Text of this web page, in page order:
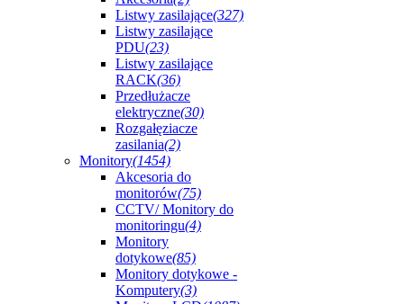
Listwy zasilające(327)
Listwy zasilające
PDU(23)
Listwy zasilające
RACK(36)
Przedłużacze
elektryczne(30)
Rozgałęziacze
zasilania(2)
Monitory(1454)
Akcesoria do
monitorów(75)
CCTV/ Monitory do
monitoringu(4)
Monitory
dotykowe(85)
Monitory dotykowe -
Komputery(3)